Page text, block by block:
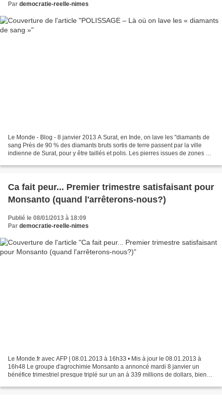
Par democratie-reelle-nimes
Le Monde - Blog - 8 janvier 2013 A Surat, en Inde, on lave les "diamants de
sang Près de 90 % des diamants bruts sortis de terre passent par la ville
indienne de Surat, pour y être taillés et polis. Les pierres issues de zones de
Ca fait peur... Premier trimestre satisfaisant pour
Monsanto (quand l'arrêterons-nous?)
Publié le 08/01/2013 à 18:09
Par democratie-reelle-nimes
Le Monde.fr avec AFP | 08.01.2013 à 16h33 • Mis à jour le 08.01.2013 à
16h48 Le groupe d'agrochimie Monsanto a annoncé mardi 8 janvier un
bénéfice trimestriel presque triplé sur un an à 339 millions de dollars, bien